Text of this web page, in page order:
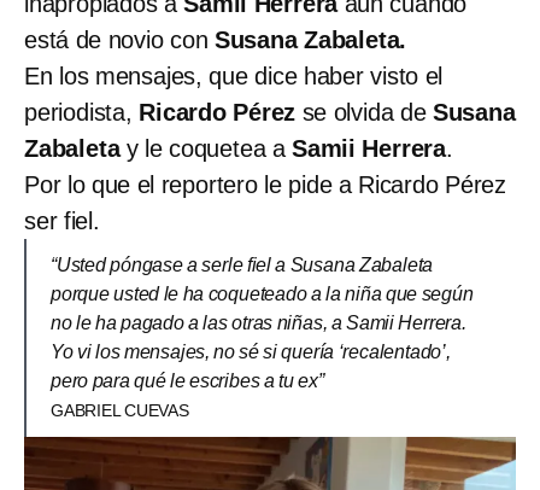
está de novio con Susana Zabaleta.
En los mensajes, que dice haber visto el
periodista, Ricardo Pérez se olvida de Susana
Zabaletay le coquetea aSamii Herrera.
Por lo que el reportero le pide a Ricardo Pérez
ser fiel.
“Usted póngase a serle fiel a Susana Zabaleta
porque usted le ha coqueteado a la niña que según
no le ha pagado a las otras niñas, a Samii Herrera.
Yo vi los mensajes, no sé si quería ‘recalentado’,
pero para qué le escribes a tu ex”
GABRIEL CUEVAS